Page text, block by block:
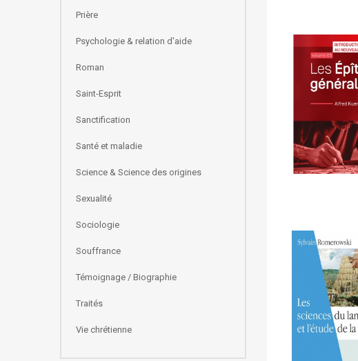
Prière
Psychologie & relation d'aide
Roman
Saint-Esprit
Sanctification
Santé et maladie
Science & Science des origines
Sexualité
Sociologie
Souffrance
Témoignage / Biographie
Traités
Vie chrétienne